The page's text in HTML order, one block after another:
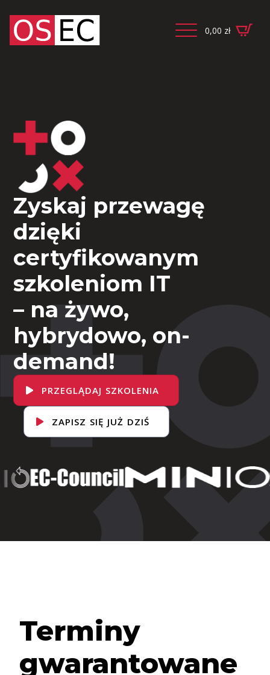
0,00 zł
Zyskaj przewagę
dzięki
certyfikowanym
szkoleniom IT
– na żywo,
hybrydowo, on-
demand!
PRZEGLĄDAJ SZKOLENIA
ZAPISZ SIĘ JUŻ DZIŚ
Terminy
gwarantowane